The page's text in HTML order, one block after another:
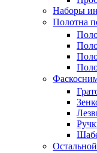
Наборы
Полотна